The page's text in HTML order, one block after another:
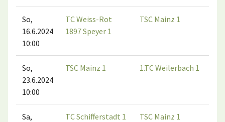
So,
16.6.2024
10:00
TC Weiss-Rot
1897 Speyer 1
TSC Mainz 1
So,
23.6.2024
10:00
TSC Mainz 1 1.TC Weilerbach 1
Sa,
TC Schifferstadt 1 TSC Mainz 1